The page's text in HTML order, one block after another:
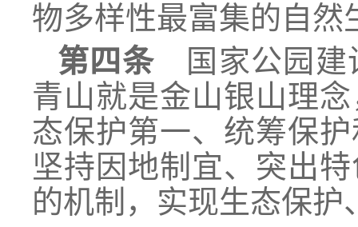
物多样性最富集的自然
第四条 国家公园建
青山就是金山银山理
态保护第一、统筹保
坚持因地制宜、突出
的机制，实现生态保